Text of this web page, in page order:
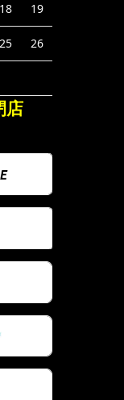
18 19
25 26
店